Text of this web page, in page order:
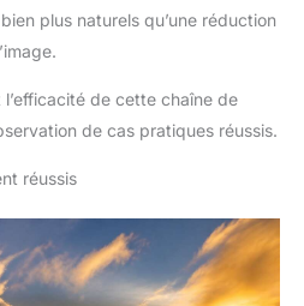
plus naturels qu’une réduction
de cette chaîne de
de cas pratiques réussis.
réussis